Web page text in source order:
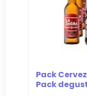
Pack
Pack